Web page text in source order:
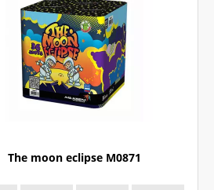
The moon eclipse M0871